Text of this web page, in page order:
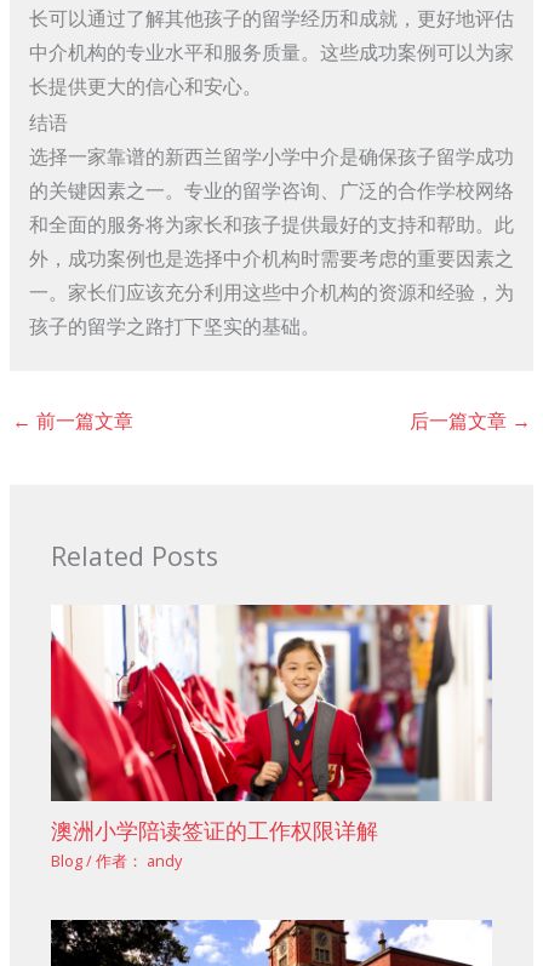
长可以通过了解其他孩子的留学经历和成就，更好地评估
中介机构的专业水平和服务质量。这些成功案例可以为家
长提供更大的信心和安心。
结语
选择一家靠谱的新西兰留学小学中介是确保孩子留学成功
的关键因素之一。专业的留学咨询、广泛的合作学校网络
和全面的服务将为家长和孩子提供最好的支持和帮助。此
外，成功案例也是选择中介机构时需要考虑的重要因素之
一。家长们应该充分利用这些中介机构的资源和经验，为
孩子的留学之路打下坚实的基础。
← 前一篇文章 后一篇文章 →
Related Posts
澳洲小学陪读签证的工作权限详解
Blog/ 作者： andy